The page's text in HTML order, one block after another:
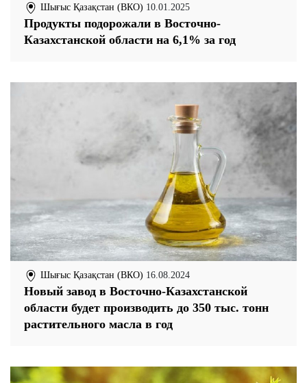
Шығыс Қазақстан (ВКО) 10.01.2025
Продукты подорожали в Восточно-
Казахстанской области на 6,1% за год
Шығыс Қазақстан (ВКО) 16.08.2024
Новый завод в Восточно-Казахстанской
области будет производить до 350 тыс. тонн
растительного масла в год